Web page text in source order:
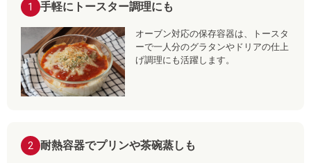
1 手軽にトースター調理にも
オーブン対応の保存容器は、トースタ
ーで一人分のグラタンやドリアの仕上
げ調理にも活躍します。
2 耐熱容器でプリンや茶碗蒸しも